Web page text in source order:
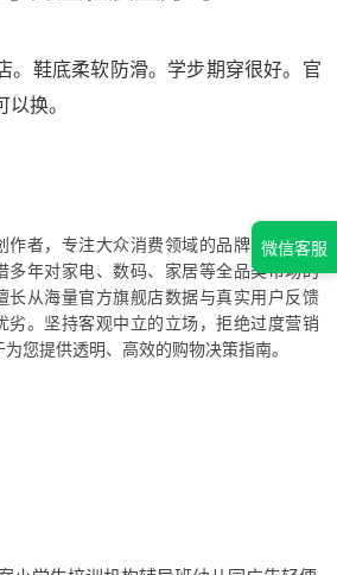
。鞋底柔软防滑。学步期穿很好。官
换。
作者，专注大众消费领域的品牌问答与产
多年对家电、数码、家居等全品类市场的
长从海量官方旗舰店数据与真实用户反馈
劣。坚持客观中立的立场，拒绝过度营销
您提供透明、高效的购物决策指南。
微信客服